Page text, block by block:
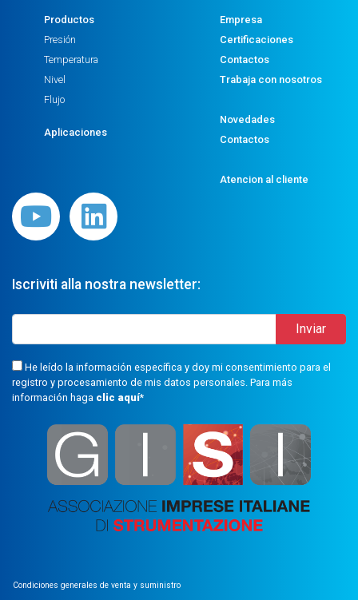
Productos
Presión
Temperatura
Nivel
Flujo
Aplicaciones
Empresa
Certificaciones
Contactos
Trabaja con nosotros
Novedades
Contactos
Atencion al cliente
Iscriviti alla nostra newsletter:
He leído la información específica y doy mi consentimiento para el
registro y procesamiento de mis datos personales. Para más
información haga clic aquí*
Condiciones generales de venta y suministro